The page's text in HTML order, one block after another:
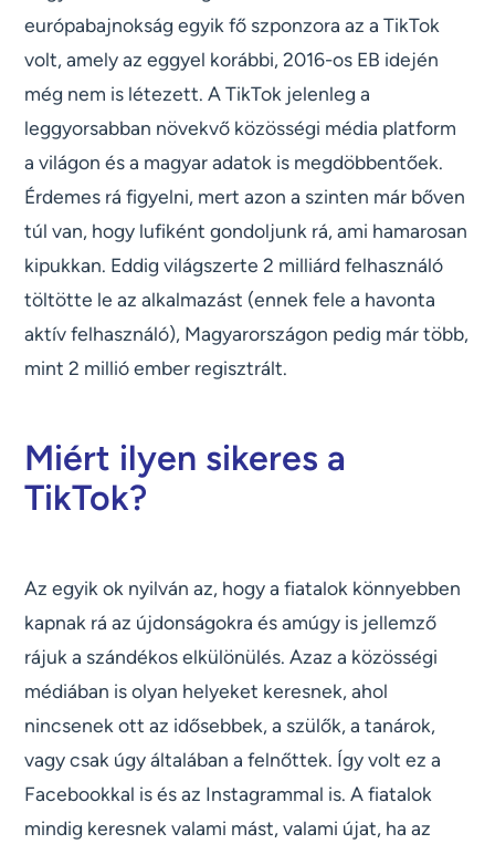
európabajnokság egyik fő szponzora az a TikTok
volt, amely az eggyel korábbi, 2016-os EB idején
még nem is létezett. A TikTok jelenleg a
leggyorsabban növekvő közösségi média platform
a világon és a magyar adatok is megdöbbentőek.
Érdemes rá figyelni, mert azon a szinten már bőven
túl van, hogy lufiként gondoljunk rá, ami hamarosan
kipukkan. Eddig világszerte 2 milliárd felhasználó
töltötte le az alkalmazást (ennek fele a havonta
aktív felhasználó), Magyarországon pedig már több,
mint 2 millió ember regisztrált.
Miért ilyen sikeres a
TikTok?
Az egyik ok nyilván az, hogy a fiatalok könnyebben
kapnak rá az újdonságokra és amúgy is jellemző
rájuk a szándékos elkülönülés. Azaz a közösségi
médiában is olyan helyeket keresnek, ahol
nincsenek ott az idősebbek, a szülők, a tanárok,
vagy csak úgy általában a felnőttek. Így volt ez a
Facebookkal is és az Instagrammal is. A fiatalok
mindig keresnek valami mást, valami újat, ha az